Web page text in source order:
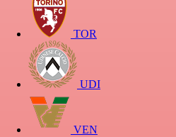
TOR
UDI
VEN